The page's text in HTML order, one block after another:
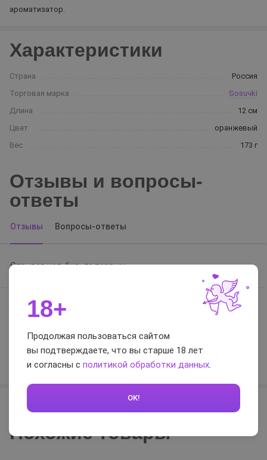
ароматизатор.
Характеристики
Страна
Россия
Торговая марка
Sosuчki
Длина
12 см
Цвет
оранжевый
Вес
173 г
Отзывы и вопросы-
ответы
Отзывы Вопросы-ответы
Отзывов нет, будьте первым
Оставить отзыв
Похожие товары
18+
Продолжая пользоваться сайтом
вы подтверждаете, что вы старше 18 лет
и согласны с политикой обработки данных.
OK!